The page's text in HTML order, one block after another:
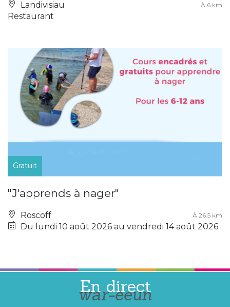
Landivisiau À 6 km
Restaurant
Gratuit
"J'apprends à nager"
Roscoff À 26.5 km
Du lundi 10 août 2026 au vendredi 14 août 2026
En direct
war-eeun